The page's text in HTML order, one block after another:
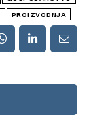
PROIZVODNJA